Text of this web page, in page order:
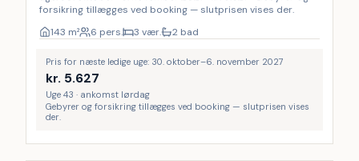
forsikring tillægges ved booking — slutprisen vises der.
143 m² 6 pers. 3 vær. 2 bad
Pris for næste ledige uge: 30. oktober–6. november 2027
kr. 5.627
Uge 43 · ankomst lørdag
Gebyrer og forsikring tillægges ved booking — slutprisen vises
der.